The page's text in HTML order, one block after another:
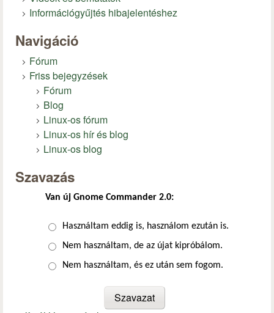
Információgyűjtés hibajelentéshez
Navigáció
Fórum
Friss bejegyzések
Fórum
Blog
Linux-os fórum
Linux-os hír és blog
Linux-os blog
Szavazás
Van új Gnome Commander 2.0:
Választások
Használtam eddig is, használom ezután is.
Nem használtam, de az újat kipróbálom.
Nem használtam, és ez után sem fogom.